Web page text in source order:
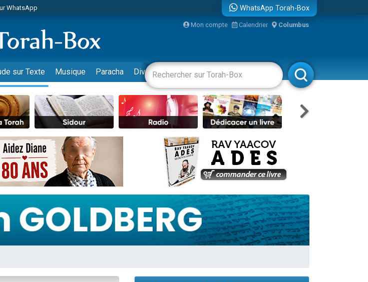
WhatsApp
1 Journée de Vacances Pour les Enfants
WhatsApp
sur Zoom
Diane, 80 ans, dans un appartement insalubre
WhatsApp
WhatsApp
5 jours de vacances aux Orphelins
Sauvez la jambe de Yohan
sur Zoom
Music
WhatsApp
WhatsApp
WhatsApp Torah-Box
Mon compte Calendrier Columbus
sur Texte Musique Paracha Divertissements Livres Rabbanim